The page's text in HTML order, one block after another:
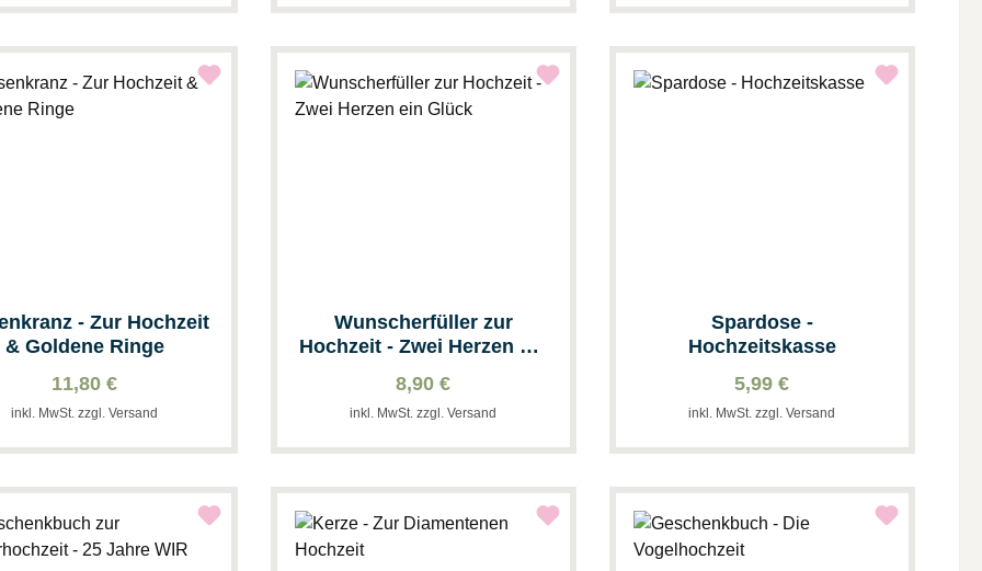
- Zur Hochzeit
& Goldene Ringe
11,80 €
inkl. MwSt. zzgl. Versand
Wunscherfüller zur
Hochzeit - Zwei Herzen ein
8,90 €
inkl. MwSt. zzgl. Versand
Spardose -
Hochzeitskasse
5,99 €
inkl. MwSt. zzgl. Versand